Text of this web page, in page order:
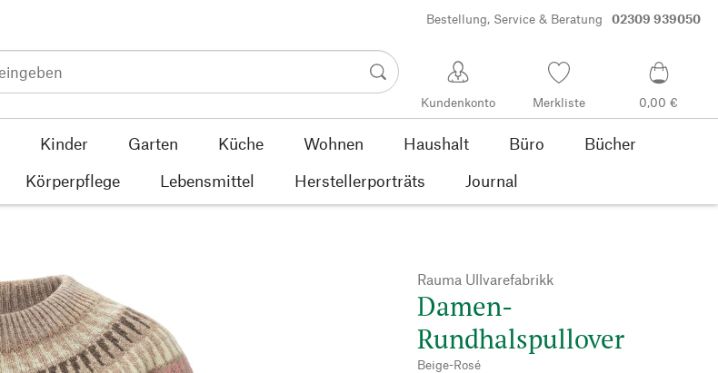
Bestellung, Service & Beratung 02309 939050
Kundenkonto Merkliste 0,00 €
Kinder Garten Küche Wohnen Haushalt Büro
Bücher
Körperpflege Lebensmittel Herstellerporträts Journal
Rauma Ullvarefabrikk
Damen-
Rundhalspullover
Beige-Rosé